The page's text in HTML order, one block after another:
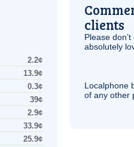
2.2¢
13.9¢
0.3¢
39¢
2.9¢
33.9¢
25.9¢
clients
Please
absolutely
Localphone
of any other